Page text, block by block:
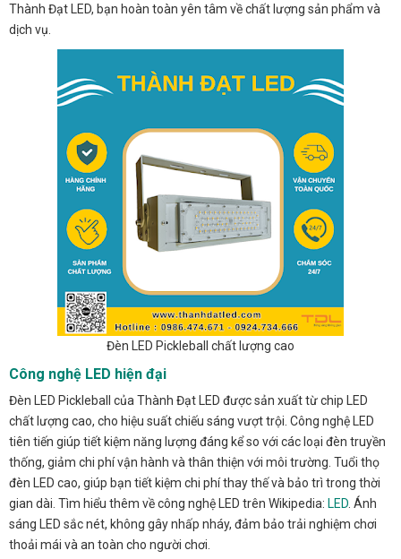
Thành Đạt LED, bạn hoàn toàn yên tâm về chất lượng sản phẩm và
dịch vụ.
Đèn LED Pickleball chất lượng cao
Công nghệ LED hiện đại
Đèn LED Pickleball của Thành Đạt LED được sản xuất từ chip LED
chất lượng cao, cho hiệu suất chiếu sáng vượt trội. Công nghệ LED
tiên tiến giúp tiết kiệm năng lượng đáng kể so với các loại đèn truyền
thống, giảm chi phí vận hành và thân thiện với môi trường. Tuổi thọ
đèn LED cao, giúp bạn tiết kiệm chi phí thay thế và bảo trì trong thời
gian dài. Tìm hiểu thêm về công nghệ LED trên Wikipedia: LED . Ánh
sáng LED sắc nét, không gây nhấp nháy, đảm bảo trải nghiệm chơi
thoải mái và an toàn cho người chơi.